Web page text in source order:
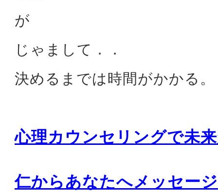
が
じゃまして．．
決めるまでは時間がかかる。
心理カウンセリングで未
仁からあなたへメッセージ